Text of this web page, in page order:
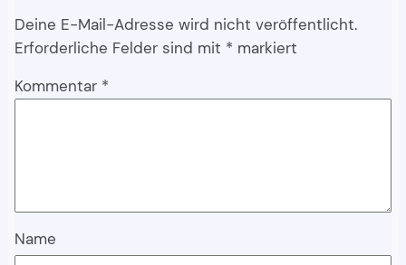
Deine E-Mail-Adresse wird nicht veröffentlicht.
Erforderliche Felder sind mit * markiert
Kommentar *
Name